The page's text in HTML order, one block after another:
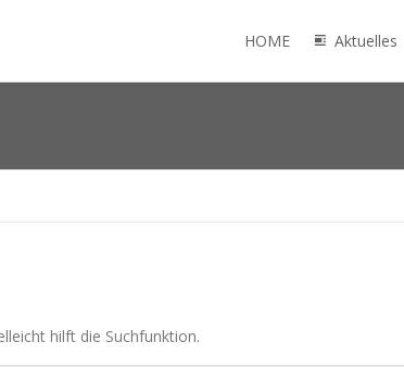
HOME Aktuelles
hilft die Suchfunktion.